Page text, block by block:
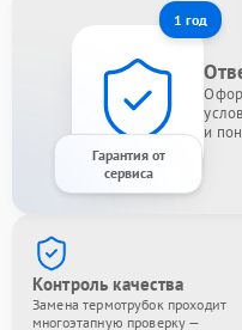
1 год
Гарантия от
сервиса
и
Контроль качества
Замена термотрубок проходит
многоэтапную проверку —